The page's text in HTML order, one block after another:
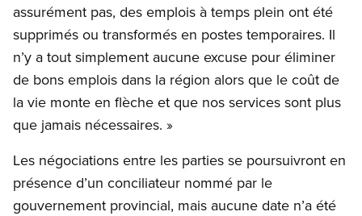
assurément pas, des emplois à temps plein ont été
supprimés ou transformés en postes temporaires. Il
n’y a tout simplement aucune excuse pour éliminer
de bons emplois dans la région alors que le coût de
la vie monte en flèche et que nos services sont plus
que jamais nécessaires. »
Les négociations entre les parties se poursuivront en
présence d’un conciliateur nommé par le
gouvernement provincial, mais aucune date n’a été